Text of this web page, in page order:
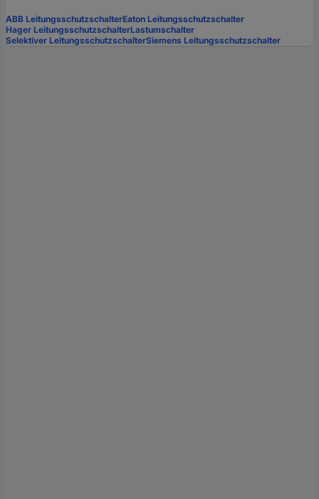
ABB LeitungsschutzschalterEaton Leitungsschutzschalter
Hager LeitungsschutzschalterLastumschalter
Selektiver LeitungsschutzschalterSiemens Leitungsschutzschalter